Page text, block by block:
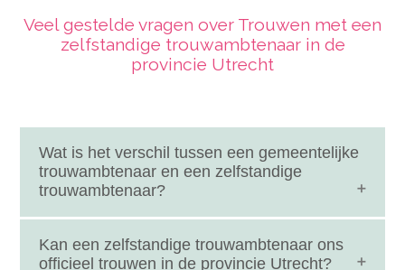
Veel gestelde vragen over Trouwen met een
zelfstandige trouwambtenaar in de
provincie Utrecht
Wat is het verschil tussen een gemeentelijke
trouwambtenaar en een zelfstandige
trouwambtenaar?
Een gemeentelijke trouwambtenaar werkt volgens
vaste kaders van de gemeente, terwijl een
Kan een zelfstandige trouwambtenaar ons
officieel trouwen in de provincie Utrecht?